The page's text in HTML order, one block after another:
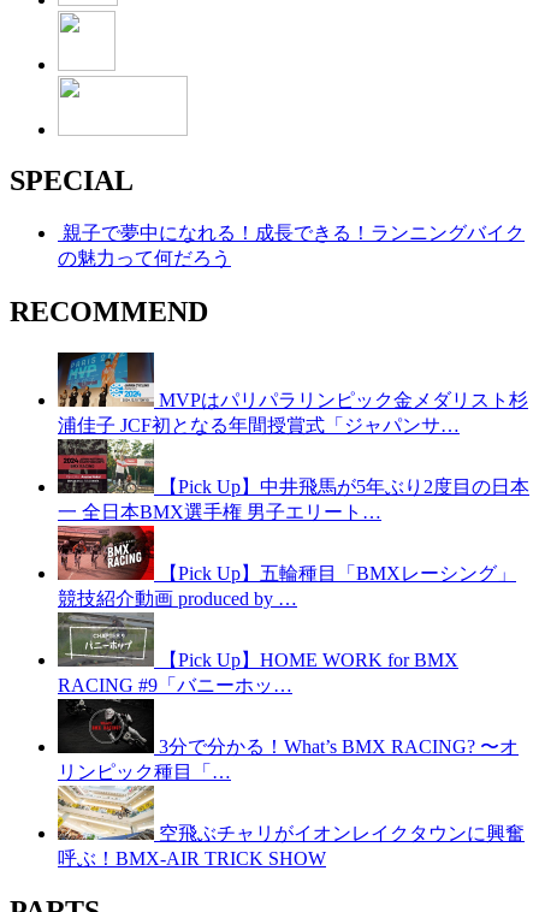
SPECIAL
親子で夢中になれる！成長できる！ランニングバイク
の魅力って何だろう
RECOMMEND
MVPはパリパラリンピック金メダリスト杉
浦佳子 JCF初となる年間授賞式「ジャパンサ…
【Pick Up】中井飛馬が5年ぶり2度目の日本
一 全日本BMX選手権 男子エリート…
【Pick Up】五輪種目「BMXレーシング」
競技紹介動画 produced by …
【Pick Up】HOME WORK for BMX
RACING #9「バニーホッ…
3分で分かる！What’s BMX RACING? 〜オ
リンピック種目「…
空飛ぶチャリがイオンレイクタウンに興奮
呼ぶ！BMX-AIR TRICK SHOW